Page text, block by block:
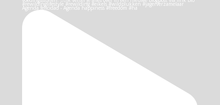
Agenda felicidad - Agenda happiness #freedom #ha